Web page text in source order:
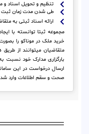
تنظیم و تحویل اسناد و
طی شدن مدت زمان
ارائه اسناد ثبتی به
مجموعه ثبتا توانسته با
خرید ملک در موناکو را
متقاضیان میتوانند از
بارگزاری مدارک خود نسبت
ارسال درخواست در این
صحت و سقم اطلاعات وارد